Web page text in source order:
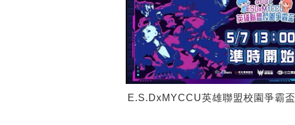
E.S.DxMYCCU英雄聯盟校園爭霸盃